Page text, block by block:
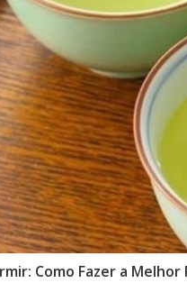
Como Fazer a